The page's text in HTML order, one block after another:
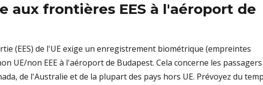
aux frontières EES à l'aéroport de
(EES) de l'UE exige un enregistrement biométrique (empreintes
UE/non EEE à l'aéroport de Budapest. Cela concerne les passagers
de l'Australie et de la plupart des pays hors UE. Prévoyez du